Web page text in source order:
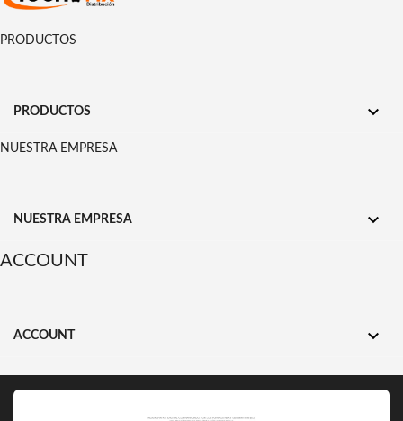
PRODUCTOS
PRODUCTOS 
NUESTRA EMPRESA
NUESTRA EMPRESA 
ACCOUNT
ACCOUNT 